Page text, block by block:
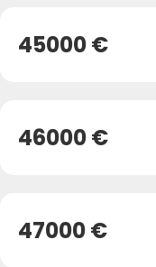
45000 €
46000 €
47000 €